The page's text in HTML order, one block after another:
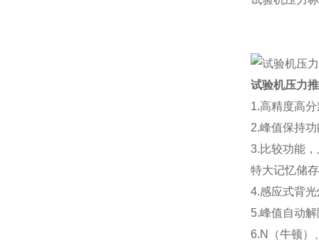
试验机压力
1.高精度高
2.峰值保持
3.比较功能
特大记忆储
4.感应式背
5.峰值自动
6.N（牛顿）